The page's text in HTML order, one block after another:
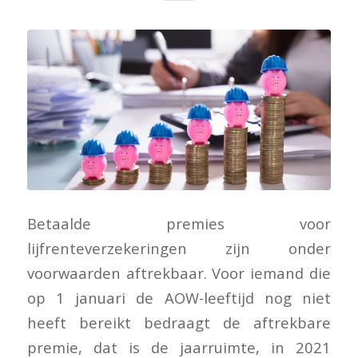
Betaalde premies voor
lijfrenteverzekeringen zijn onder
voorwaarden aftrekbaar. Voor iemand die
op 1 januari de AOW-leeftijd nog niet
heeft bereikt bedraagt de aftrekbare
premie, dat is de jaarruimte, in 2021